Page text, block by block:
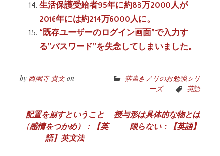
生活保護受給者95年に約88万2000人が
2016年には約214万6000人に。
“既存ユーザーのログイン画面”で入力す
る”パスワード”を失念してしまいました。
by 西園寺 貴文on
落書きノリのお勉強シリ
ーズ
英語
投
稿
配置を崩すということ
（感情をつかめ）：【英
語】英文法
授与形は具体的な物とは
限らない：【英語】